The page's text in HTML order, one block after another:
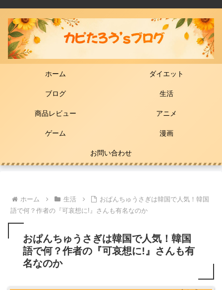
ホーム ダイエット
ブログ 生活
商品レビュー アニメ
ゲーム 漫画
お問い合わせ
ホーム 生活
おぱんちゅうさぎは韓国で人気！韓国
語で何？作者の『可哀想に!』さんも有名なのか
おぱんちゅうさぎは韓国で人気！韓国
語で何？作者の『可哀想に!』さんも有
名なのか